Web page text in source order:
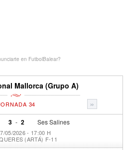
en FutbolBalear?
Mallorca (Grupo A)
»
34
3 - Ses Salines
2
05/2026 - 17:00 H
(ARTÁ) F-11